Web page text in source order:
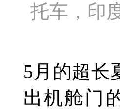
托车，印
5月的超长
出机舱门